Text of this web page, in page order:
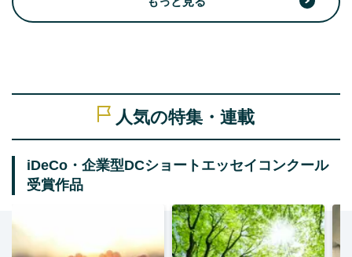
人気の特集・連載
iDeCo・企業型DCショートエッセイコンクール
受賞作品